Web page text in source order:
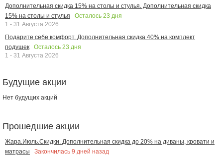
Дополнительная скидка 15% на столы и стулья. Дополнительная скидка
15% на столы и стулья
Осталось 23 дня
1 - 31 Августа 2026
Подарите себе комфорт. Дополнительная скидка 40% на комплект
подушек
Осталось 23 дня
1 - 31 Августа 2026
Будущие акции
Нет будущих акций
Прошедшие акции
Жара.Июль.Скидки. Дополнительная скидка до 20% на диваны, кровати и
матрасы
Закончилась 9 дней назад